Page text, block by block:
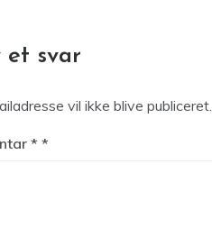
et svar
vil ikke blive publiceret.
*